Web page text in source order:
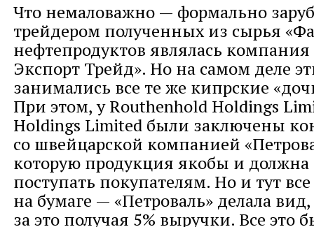
Что немаловажно — формально
трейдером полученных из сырья
нефтепродуктов являлась
Экспорт Трейд». Но на самом деле
занимались все те же кипрские
При этом, у Routhenhold Holdings
Holdings Limited были заключены
со швейцарской компанией
которую продукция якобы и должна
поступать покупателям. Но и тут
на бумаге — «Петроваль» делала вид,
за это получая 5% выручки. Все это